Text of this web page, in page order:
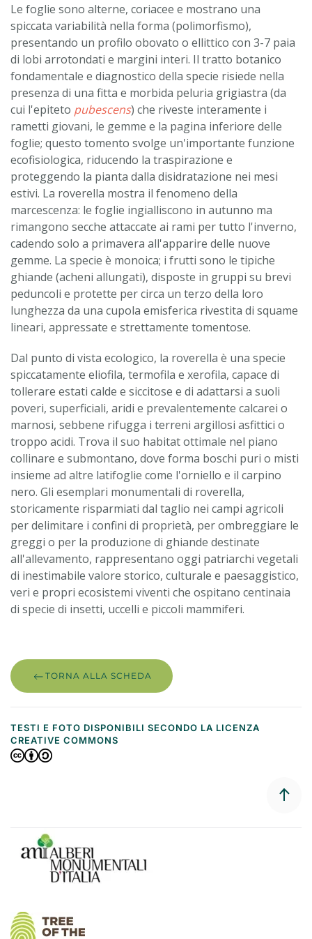
Le foglie sono alterne, coriacee e mostrano una
spiccata variabilità nella forma (polimorfismo),
presentando un profilo obovato o ellittico con 3-7 paia
di lobi arrotondati e margini interi. Il tratto botanico
fondamentale e diagnostico della specie risiede nella
presenza di una fitta e morbida peluria grigiastra (da
cui l'epiteto pubescens) che riveste interamente i
rametti giovani, le gemme e la pagina inferiore delle
foglie; questo tomento svolge un'importante funzione
ecofisiologica, riducendo la traspirazione e
proteggendo la pianta dalla disidratazione nei mesi
estivi. La roverella mostra il fenomeno della
marcescenza: le foglie ingialliscono in autunno ma
rimangono secche attaccate ai rami per tutto l'inverno,
cadendo solo a primavera all'apparire delle nuove
gemme. La specie è monoica; i frutti sono le tipiche
ghiande (acheni allungati), disposte in gruppi su brevi
peduncoli e protette per circa un terzo della loro
lunghezza da una cupola emisferica rivestita di squame
lineari, appressate e strettamente tomentose.
Dal punto di vista ecologico, la roverella è una specie
spiccatamente eliofila, termofila e xerofila, capace di
tollerare estati calde e siccitose e di adattarsi a suoli
poveri, superficiali, aridi e prevalentemente calcarei o
marnosi, sebbene rifugga i terreni argillosi asfittici o
troppo acidi. Trova il suo habitat ottimale nel piano
collinare e submontano, dove forma boschi puri o misti
insieme ad altre latifoglie come l'orniello e il carpino
nero. Gli esemplari monumentali di roverella,
storicamente risparmiati dal taglio nei campi agricoli
per delimitare i confini di proprietà, per ombreggiare le
greggi o per la produzione di ghiande destinate
all'allevamento, rappresentano oggi patriarchi vegetali
di inestimabile valore storico, culturale e paesaggistico,
veri e propri ecosistemi viventi che ospitano centinaia
di specie di insetti, uccelli e piccoli mammiferi.
TORNA ALLA SCHEDA
TESTI E FOTO DISPONIBILI SECONDO LA LICENZA
CREATIVE COMMONS